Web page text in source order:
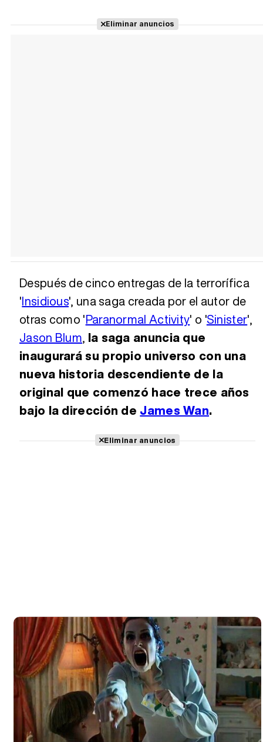
Eliminar anuncios
Después de cinco entregas de la terrorífica
'Insidious', una saga creada por el autor de
otras como 'Paranormal Activity' o 'Sinister',
Jason Blum, la saga anuncia que
inaugurará su propio universo con una
nueva historia descendiente de la
original que comenzó hace trece años
bajo la dirección de James Wan.
Eliminar anuncios